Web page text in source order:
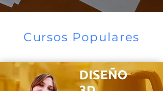
Cursos Populares